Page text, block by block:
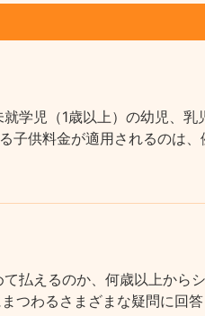
学児（1歳以上）の幼児、乳
子供料金が適用されるのは
払えるのか、何歳以上から
つわるさまざまな疑問に回答